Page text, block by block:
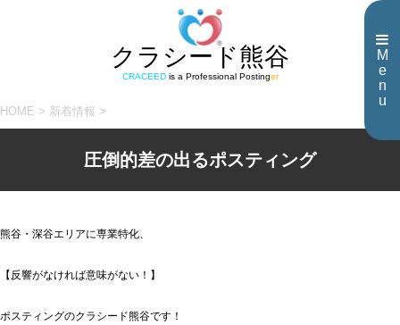
M
e
n
u
クラシード熊谷
CRACEEDis a Professional Postinger
HOME > 新着情報 >
圧倒的差の出るポスティング
熊谷・深谷エリアに専業特化、
【反響がなければ意味がない！】
ポスティングのクラシード熊谷です！